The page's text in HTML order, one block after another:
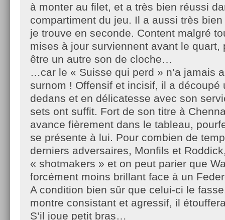
à monter au filet, et a très bien réussi
compartiment du jeu. Il a aussi très
je trouve en seconde. Content malgré
mises à jour surviennent avant le quart,
être un autre son de cloche…
…car le « Suisse qui perd » n’a jamais
surnom ! Offensif et incisif, il a découpé
dedans et en délicatesse avec son
sets ont suffit. Fort de son titre à
avance fièrement dans le tableau,
se présente à lui. Pour combien de
derniers adversaires, Monfils et
« shotmakers » et on peut parier que
forcément moins brillant face à un
A condition bien sûr que celui-ci le
montre consistant et agressif, il
S’il joue petit bras…